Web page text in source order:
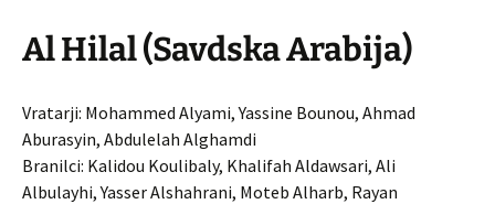
Al Hilal (Savdska Arabija)
Vratarji: Mohammed Alyami, Yassine Bounou, Ahmad
Aburasyin, Abdulelah Alghamdi
Branilci: Kalidou Koulibaly, Khalifah Aldawsari, Ali
Albulayhi, Yasser Alshahrani, Moteb Alharb, Rayan